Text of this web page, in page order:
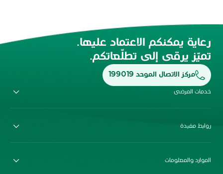
رعاية يمكنكم الاعتماد عليها.
تميّز يرقى إلى تطلّعاتكم.
مركز الاتصال الموحد 199019
خدمات المرضى
روابط مفيدة
الموارد والمعلومات